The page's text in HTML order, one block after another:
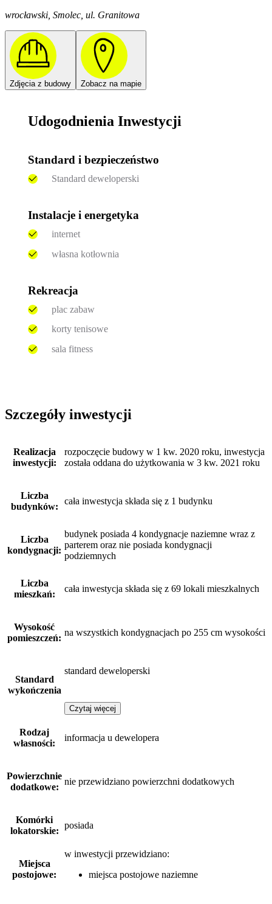
wrocławski, Smolec, ul. Granitowa
Zdjęcia z budowy Zobacz na mapie
Udogodnienia Inwestycji
Standard i bezpieczeństwo
Standard deweloperski
Instalacje i energetyka
internet
własna kotłownia
Rekreacja
plac zabaw
korty tenisowe
sala fitness
Szczegóły inwestycji
Realizacja
inwestycji:
rozpoczęcie budowy w 1 kw. 2020 roku, inwestycja
została oddana do użytkowania w 3 kw. 2021 roku
Liczba
budynków:
cała inwestycja składa się z 1 budynku
Liczba
kondygnacji:
budynek posiada 4 kondygnacje naziemne wraz z
parterem oraz nie posiada kondygnacji
podziemnych
Liczba
mieszkań:
cała inwestycja składa się z 69 lokali mieszkalnych
Wysokość
pomieszczeń:
na wszystkich kondygnacjach po 255 cm wysokości
Standard
wykończenia
standard deweloperski
Czytaj więcej
Rodzaj
własności:
informacja u dewelopera
Powierzchnie
dodatkowe:
nie przewidziano powierzchni dodatkowych
Komórki
lokatorskie:
posiada
Miejsca
postojowe:
w inwestycji przewidziano:
miejsca postojowe naziemne